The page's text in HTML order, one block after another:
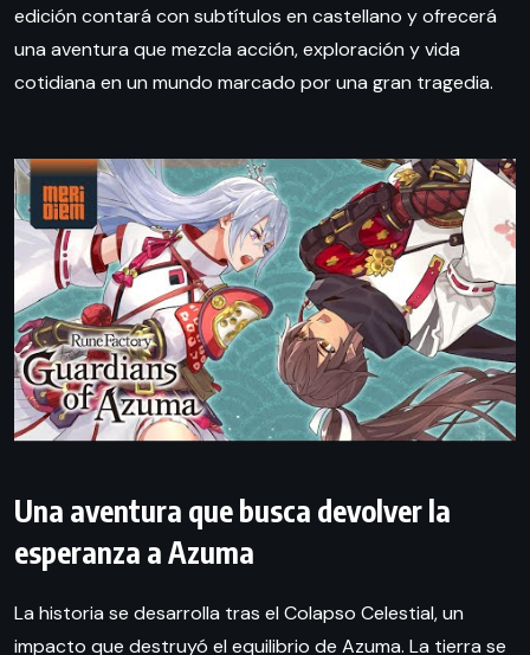
edición contará con subtítulos en castellano y ofrecerá
una aventura que mezcla acción, exploración y vida
cotidiana en un mundo marcado por una gran tragedia.
Una aventura que busca devolver la
esperanza a Azuma
La historia se desarrolla tras el Colapso Celestial, un
impacto que destruyó el equilibrio de Azuma. La tierra se